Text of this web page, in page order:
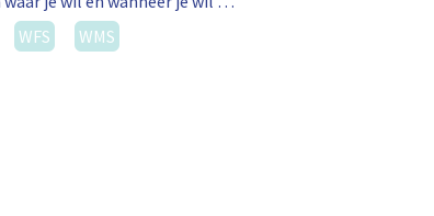
WFS WMS